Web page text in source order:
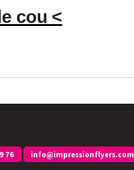
cou <
76 info@impressionflyers.com